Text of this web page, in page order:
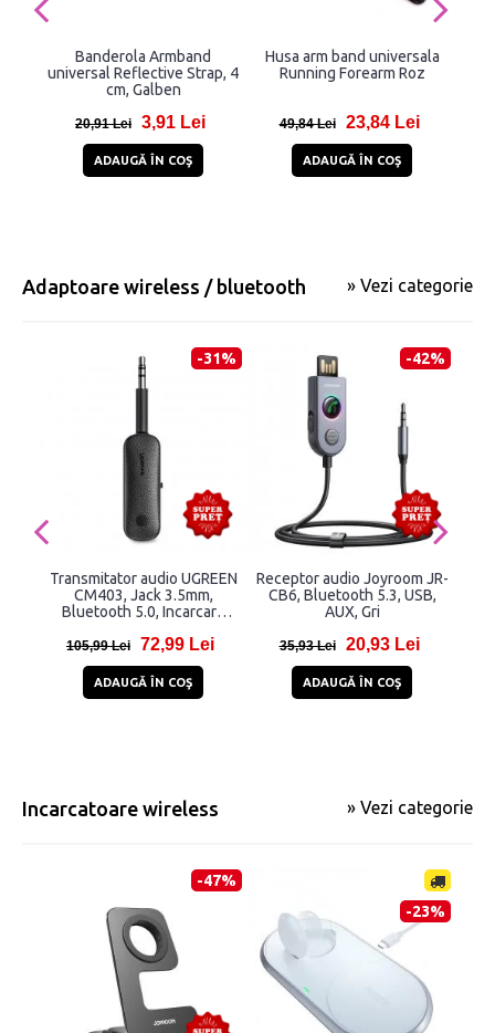
Banderola Armband
universal Reflective Strap, 4
cm, Galben
20,91 Lei 3,91 Lei
ADAUGĂ ÎN COŞ
Husa arm band universala
Running Forearm Roz
49,84 Lei 23,84 Lei
ADAUGĂ ÎN COŞ
Adaptoare wireless / bluetooth » Vezi categorie
-31%
Transmitator audio UGREEN
CM403, Jack 3.5mm,
Bluetooth 5.0, Incarcare
105,99 Lei 72,99 Lei
ADAUGĂ ÎN COŞ
-42%
Receptor audio Joyroom JR-
CB6, Bluetooth 5.3, USB,
AUX, Gri
35,93 Lei 20,93 Lei
ADAUGĂ ÎN COŞ
Incarcatoare wireless » Vezi categorie
-47%
-23%